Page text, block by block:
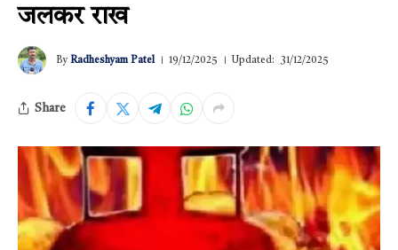
जलकर राख
By Radheshyam Patel 19/12/2025 Updated: 31/12/2025
Share